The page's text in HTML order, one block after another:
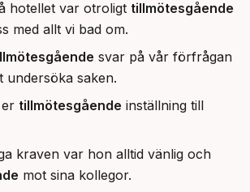
hotellet var otroligt tillmötesgående
med allt vi bad om.
svar på vår förfrågan
undersöka saken.
tillmötesgående inställning till
kraven var hon alltid vänlig och
mot sina kollegor.